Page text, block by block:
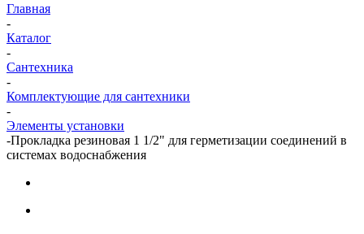
Главная
-
Каталог
-
Сантехника
-
Комплектующие для сантехники
-
Элементы установки
-Прокладка резиновая 1 1/2" для герметизации соединений в
системах водоснабжения